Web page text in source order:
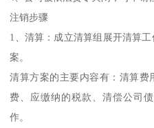
注销步骤
1、清算：成立清算组展开清算
案。
清算方案的主要内容有：清算费
费、应缴纳的税款、清偿公司
作。